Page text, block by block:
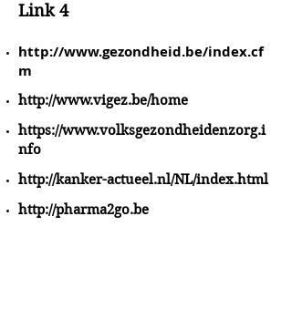
Link 4
http://www.gezondheid.be/index.cf
m
http://www.vigez.be/home
https://www.volksgezondheidenzorg.i
nfo
http://kanker-actueel.nl/NL/index.html
http://pharma2go.be